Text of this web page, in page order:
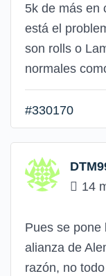
5k de más en
está el
son rolls o
normales
#330170
14
Pues se pone
alianza de
razón, no